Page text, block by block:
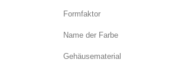
Formfaktor
Name der Farbe
Gehäusematerial